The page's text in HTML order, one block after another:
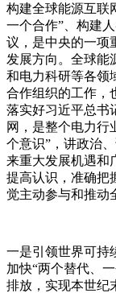
构建全球能源互联
一个合作”、构建
议，是中央的一项
发展方向。全球能
和电力科研等各领
合作组织的工作，
落实好习近平总书
网，是整个电力行
个意识”，讲政治
来重大发展机遇和
提高认识，准确把
觉主动参与和推动
一是引领世界可持
加快“两个替代、
排放，实现本世纪